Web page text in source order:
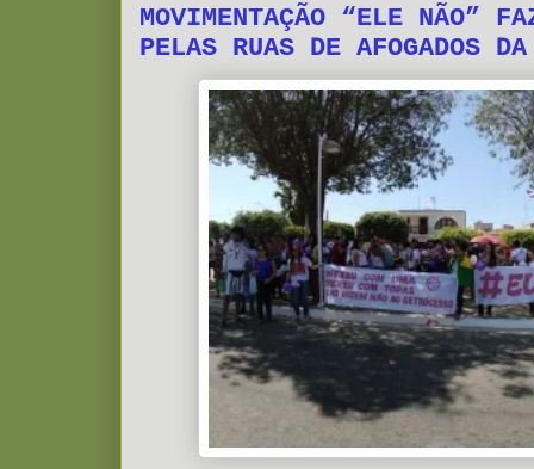
MOVIMENTAÇÃO “ELE NÃO”
PELAS RUAS DE AFOGADOS